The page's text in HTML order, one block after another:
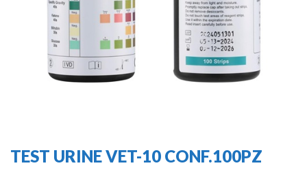
TEST URINE VET-10 CONF.100PZ